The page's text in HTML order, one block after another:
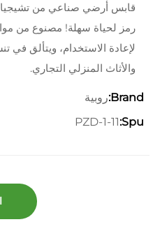
قابس أرضي صناعي من
رمز لحياة سهلة! مصنوع من
لإعادة الاستخدام، ويتألق في
والأثاث المنزلي التجاري.
Brand: روبية
Spu:
PZD-1-11